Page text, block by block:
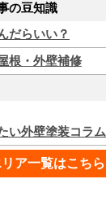
の豆知識
だらいい？
根・外壁補修
い外壁塗装コラム
ア一覧はこちら